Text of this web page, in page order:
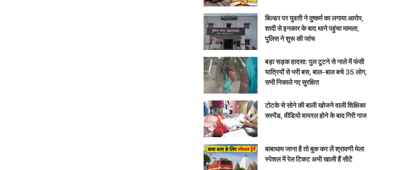
बिल्डर पर युवती ने दुष्कर्म का लगाया आरोप,
शादी से इनकार के बाद थाने पहुंचा मामला,
पुलिस ने शुरू की जांच
बड़ा सड़क हादसा: पुल टूटने से नाले में फंसी
यात्रियों से भरी बस, बाल-बाल बचे 35 लोग,
सभी निकाले गए सुरक्षित
टोटके से सोने की बाली खोजने वाली शिक्षिका
सस्पेंड, वीडियो वायरल होने के बाद गिरी गाज
बाबाधाम जाना है तो बुक कर लें श्रावणी मेला
स्पेशल में रेल टिकट अभी खाली हैं सीटें